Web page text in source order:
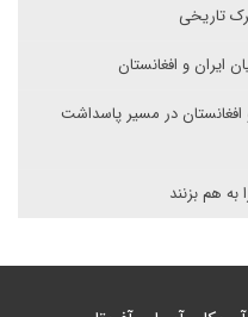
تاریخی
و افغانستان
افغانستان در مسیر پاسداشت
به هم بزنند